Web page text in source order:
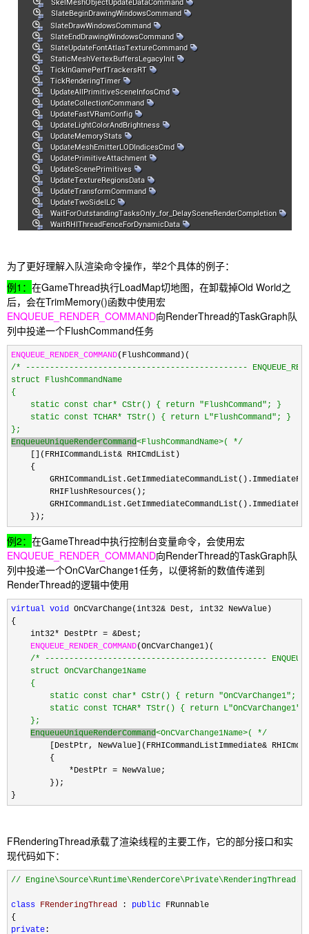
为了更好理解入队渲染命令操作，举2个具体的例子：
例1： 在GameThread执行LoadMap切地图，在卸载掉Old World之
后，会在TrimMemory()函数中使用宏
ENQUEUE_RENDER_COMMAND向RenderThread的TaskGraph队
列中投递一个FlushCommand任务
ENQUEUE_RENDER_COMMAND
/* ----------------------------------------------
struct FlushCommandName
{
    static const char* CStr() { return "FlushCommand"; }
    static const TCHAR* TStr() { return L"FlushCommand"; }
EnqueueUniqueRenderCommand<FlushCommandName>( */
    [](FRHICommandList
& RHICmdList)
    {
        RHIFlushResources();
    });
例2： 在GameThread中执行控制台变量命令，会使用宏
ENQUEUE_RENDER_COMMAND向RenderThread的TaskGraph队
列中投递一个OnCVarChange1任务，以便将新的数值传递到
RenderThread的逻辑中使用
virtual void OnCVarChange(int32& Dest, int32 NewValue)
{
    int32
* DestPtr = &Dest;
ENQUEUE_RENDER_COMMAND(OnCVarChange1)(
/* ----------------------------------------------
    struct OnCVarChange1Name
    {
        static const char* CStr() { return "OnCVarChange1"; }
static const TCHAR* TStr() { return L"OnCVarChange1";
    };
EnqueueUniqueRenderCommand<OnCVarChange1Name>( */
        [DestPtr, NewValue](FRHICommandListImmediate
&
        {
*DestPtr = NewValue;
        });
}
FRenderingThread承载了渲染线程的主要工作，它的部分接口和实
现代码如下：
//
class FRenderingThread : public FRunnable
private :